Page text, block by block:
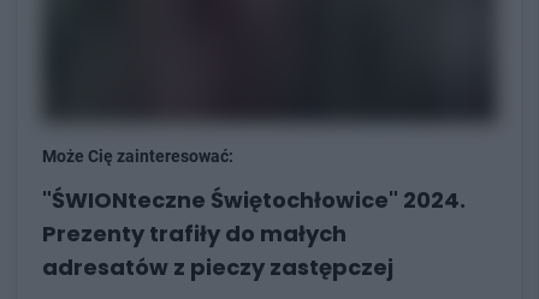
Może Cię zainteresować:
"ŚWIONteczne Świętochłowice" 2024.
Prezenty trafiły do małych
adresatów z pieczy zastępczej